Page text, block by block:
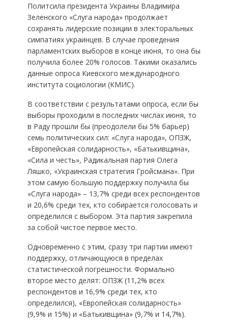
Политсила президента Украины Владимира
Зеленского «Слуга народа» продолжает
сохранять лидерские позиции в электоральных
симпатиях украинцев. В случае проведения
парламентских выборов в конце июня, то она бы
получила более 20% голосов. Такими оказались
данные опроса Киевского международного
института социологии (КМИС).
В соответствии с результатами опроса, если бы
выборы проходили в последних числах июня, то
в Раду прошли бы (преодолели бы 5% барьер)
семь политических сил: «Слуга народа», ОПЗЖ,
«Европейская солидарность», «Батькивщина»,
«Сила и честь», Радикальная партия Олега
Ляшко, «Украинская стратегия Гройсмана». При
этом самую большую поддержку получила бы
«Слуга народа» – 13,7% среди всех респондентов
и 20,6% среди тех, кто собирается голосовать и
определился с выбором. Эта партия закрепила
за собой чистое первое место.
Одновременно с этим, сразу три партии имеют
поддержку, отличающуюся в пределах
статистической погрешности. Формально
второе место делят: ОПЗЖ (11,2% всех
респондентов и 16,9% среди тех, кто
определился), «Европейская солидарность»
(9,9% и 15%) и «Батькивщина» (9,7% и 14,7%).